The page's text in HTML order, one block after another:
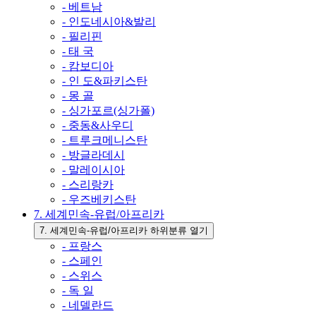
- 베트남
- 인도네시아&발리
- 필리핀
- 태 국
- 캄보디아
- 인 도&파키스탄
- 몽 골
- 싱가포르(싱가폴)
- 중동&사우디
- 트루크메니스탄
- 방글라데시
- 말레이시아
- 스리랑카
- 우즈베키스탄
7. 세계민속-유럽/아프리카
7. 세계민속-유럽/아프리카 하위분류 열기
- 프랑스
- 스페인
- 스위스
- 독 일
- 네델란드